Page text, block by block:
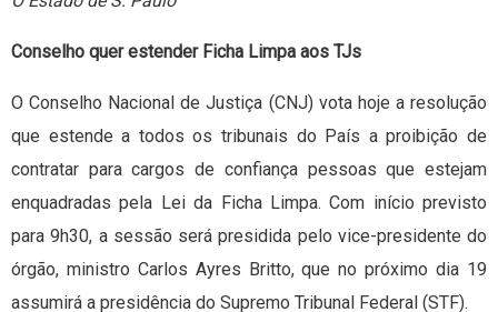
Conselho quer estender Ficha Limpa aos TJs
O Conselho Nacional de Justiça (CNJ) vota hoje a resolução
que estende a todos os tribunais do País a proibição de
contratar para cargos de confiança pessoas que estejam
enquadradas pela Lei da Ficha Limpa. Com início previsto
para 9h30, a sessão será presidida pelo vice-presidente do
órgão, ministro Carlos Ayres Britto, que no próximo dia 19
assumirá a presidência do Supremo Tribunal Federal (STF).